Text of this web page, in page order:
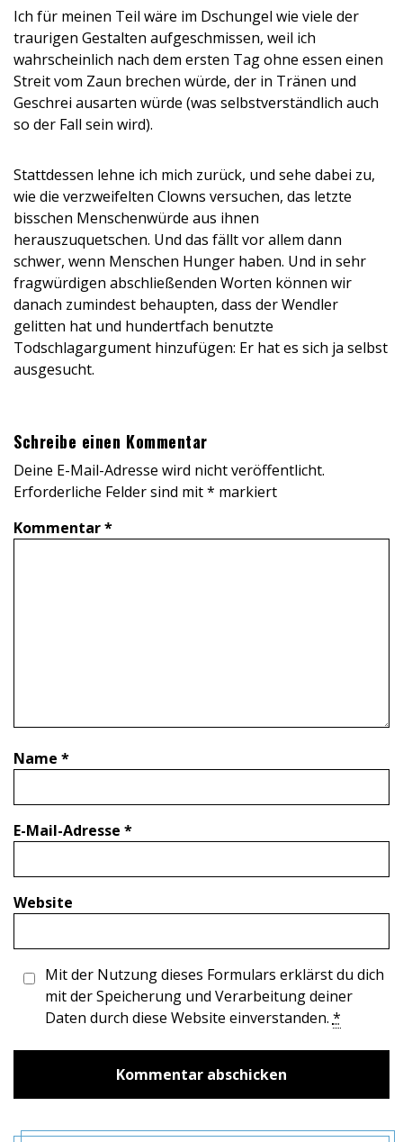
Ich für meinen Teil wäre im Dschungel wie viele der
traurigen Gestalten aufgeschmissen, weil ich
wahrscheinlich nach dem ersten Tag ohne essen einen
Streit vom Zaun brechen würde, der in Tränen und
Geschrei ausarten würde (was selbstverständlich auch
so der Fall sein wird).
Stattdessen lehne ich mich zurück, und sehe dabei zu,
wie die verzweifelten Clowns versuchen, das letzte
bisschen Menschenwürde aus ihnen
herauszuquetschen. Und das fällt vor allem dann
schwer, wenn Menschen Hunger haben. Und in sehr
fragwürdigen abschließenden Worten können wir
danach zumindest behaupten, dass der Wendler
gelitten hat und hundertfach benutzte
Todschlagargument hinzufügen: Er hat es sich ja selbst
ausgesucht.
Schreibe einen Kommentar
Deine E-Mail-Adresse wird nicht veröffentlicht.
Erforderliche Felder sind mit* markiert
Kommentar*
Name *
E-Mail-Adresse *
Website
Mit der Nutzung dieses Formulars erklärst du dich
mit der Speicherung und Verarbeitung deiner
Daten durch diese Website einverstanden. *